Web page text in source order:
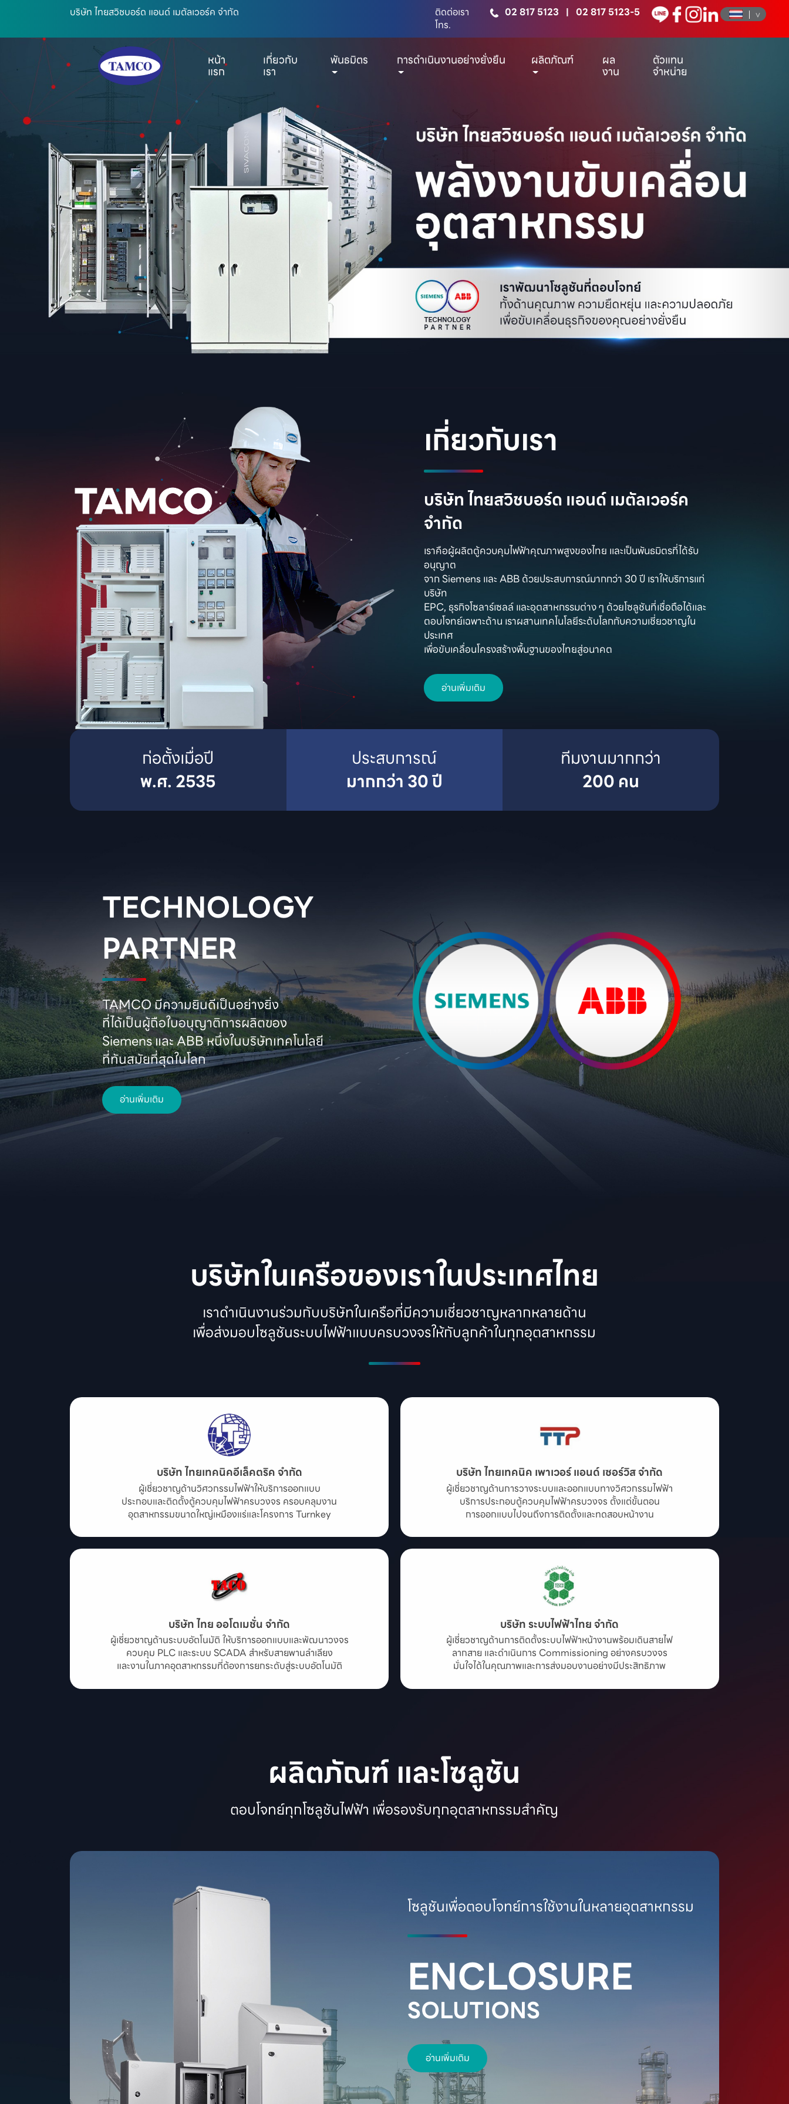
บริษัท ไทยสวิชบอร์ด แอนด์ เมตัลเวอร์ค จำกัด
ติดต่อเรา
โทร.
02 817 5123 |02 817 5123-5
หน้า
แรก
เกี่ยวกับ
เรา
พันธมิตร การดำเนินงานอย่างยั่งยืน ผลิตภัณฑ์ ผล
งาน
ตัวแทน
จำหน่าย
เกี่ยวกับเรา
บริษัท ไทยสวิชบอร์ด แอนด์ เมตัลเวอร์ค
จำกัด
เราคือผู้ผลิตตู้ควบคุมไฟฟ้าคุณภาพสูงของไทย และเป็นพันธมิตรที่ได้รับ
อนุญาต
จาก Siemens และ ABB ด้วยประสบการณ์มากกว่า 30 ปี เราให้บริการแก่
บริษัท
EPC, ธุรกิจโซลาร์เซลล์ และอุตสาหกรรมต่าง ๆ ด้วยโซลูชันที่เชื่อถือได้และ
ตอบโจทย์เฉพาะด้าน เราผสานเทคโนโลยีระดับโลกกับความเชี่ยวชาญใน
ประเทศ
เพื่อขับเคลื่อนโครงสร้างพื้นฐานของไทยสู่อนาคต
อ่านเพิ่มเติม
พ.ศ. 2535
มากกว่า 30 ปี
200 คน
TECHNOLOGY
PARTNER
TAMCO มีความยินดีเป็นอย่างยิ่ง
ที่ได้เป็นผู้ถือใบอนุญาติการผลิตของ
Siemens และ ABB หนึ่งในบริษัทเทคโนโลยี
ที่ทันสมัยที่สุดในโลก
อ่านเพิ่มเติม
บริษัทในเครือของเราในประเทศไทย
เราดำเนินงานร่วมกับบริษัทในเครือที่มีความเชี่ยวชาญหลากหลายด้าน
เพื่อส่งมอบโซลูชันระบบไฟฟ้าแบบครบวงจรให้กับลูกค้าในทุกอุตสาหกรรม
บริษัท ไทยเทคนิคอีเล็คตริค จำกัด
ผู้เชี่ยวชาญด้านวิศวกรรมไฟฟ้าให้บริการออกแบบ
ประกอบและติดตั้งตู้ควบคุมไฟฟ้าครบวงจร ครอบคลุมงาน
อุตสาหกรรมขนาดใหญ่เหมืองแร่และโครงการ Turnkey
บริษัท ไทยเทคนิค เพาเวอร์ แอนด์ เซอร์วิส จำกัด
ผู้เชี่ยวชาญด้านการวางระบบและออกแบบทางวิศวกรรมไฟฟ้า
บริการประกอบตู้ควบคุมไฟฟ้าครบวงจร ตั้งแต่ขั้นตอน
การออกแบบไปจนถึงการติดตั้งและทดสอบหน้างาน
บริษัท ไทย ออโตเมชั่น จำกัด
ผู้เชี่ยวชาญด้านระบบอัตโนมัติ ให้บริการออกแบบและพัฒนาวงจร
ควบคุม PLC และระบบ SCADA สำหรับสายพานลำเลียง
และงานในภาคอุตสาหกรรมที่ต้องการยกระดับสู่ระบบอัตโนมัติ
บริษัท ระบบไฟฟ้าไทย จำกัด
ผู้เชี่ยวชาญด้านการติดตั้งระบบไฟฟ้าหน้างานพร้อมเดินสายไฟ
ลากสาย และดำเนินการ Commissioning อย่างครบวงจร
มั่นใจได้ในคุณภาพและการส่งมอบงานอย่างมีประสิทธิภาพ
ผลิตภัณฑ์ และโซลูชัน
ตอบโจทย์ทุกโซลูชันไฟฟ้า เพื่อรองรับทุกอุตสาหกรรมสำคัญ
โซลูชันเพื่อตอบโจทย์การใช้งานในหลายอุตสาหกรรม
ENCLOSURE
SOLUTIONS
อ่านเพิ่มเติม